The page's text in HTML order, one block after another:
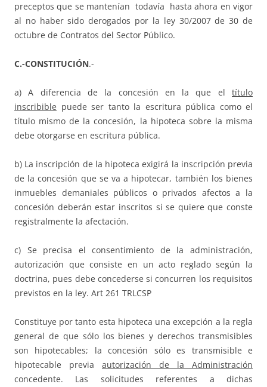
preceptos que se mantenían todavía hasta ahora en vigor
al no haber sido derogados por la ley 30/2007 de 30 de
octubre de Contratos del Sector Público.
C.-CONSTITUCIÓN.-
a) A diferencia de la concesión en la que el título
inscribible puede ser tanto la escritura pública como el
título mismo de la concesión, la hipoteca sobre la misma
debe otorgarse en escritura pública.
b) La inscripción de la hipoteca exigirá la inscripción previa
de la concesión que se va a hipotecar, también los bienes
inmuebles demaniales públicos o privados afectos a la
concesión deberán estar inscritos si se quiere que conste
registralmente la afectación.
c) Se precisa el consentimiento de la administración,
autorización que consiste en un acto reglado según la
doctrina, pues debe concederse si concurren los requisitos
previstos en la ley. Art 261 TRLCSP
Constituye por tanto esta hipoteca una excepción a la regla
general de que sólo los bienes y derechos transmisibles
son hipotecables; la concesión sólo es transmisible e
hipotecable previa autorización de la Administración
concedente. Las solicitudes referentes a dichas